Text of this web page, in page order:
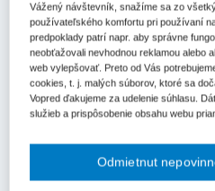
K určovaniu predpokladanej
ďalších formách
benefitov zamestnávateľom
Verejný obstarávateľ je povinný pri
hodnoty zákazky v prípade
predpokladanej hodnoty zákazky
mu v súvislosti so zabezpečením
uvedenou formou vzniknú.
Vážený návštevník, snažíme sa zo
používateľského komfortu pri používaní
predpoklady patrí napr. aby správne
neobťažovali nevhodnou reklamou alebo
web vylepšovať. Preto od Vás
cookies, t. j. malých súborov, ktoré sa
Vopred ďakujeme za udelenie súhlasu.
služieb a prispôsobenie obsahu webu
Odmietnut